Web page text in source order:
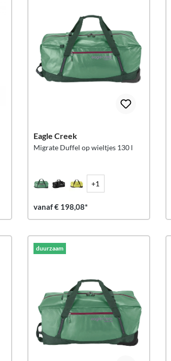
Eagle Creek
Migrate Duffel op wieltjes 130 l
+1
vanaf € 198,08*
duurzaam